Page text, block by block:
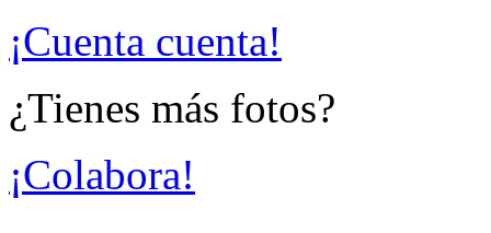
¡Cuenta cuenta!
¿Tienes más fotos?
¡Colabora!